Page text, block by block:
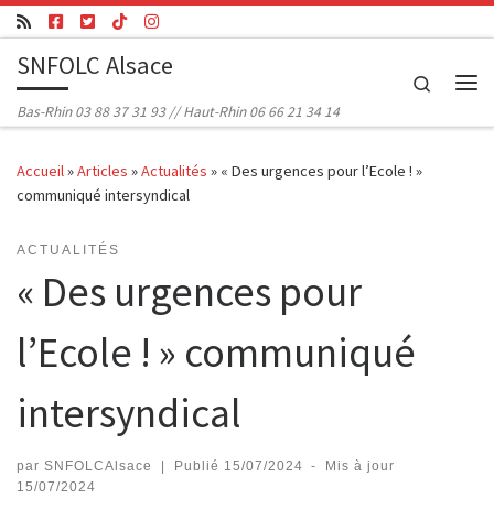
Passer au contenu
SNFOLC Alsace
Bas-Rhin 03 88 37 31 93 // Haut-Rhin 06 66 21 34 14
Search
Accueil»Articles »Actualités » « Des urgences pour l’Ecole ! »
communiqué intersyndical
ACTUALITÉS
« Des urgences pour
l’Ecole ! » communiqué
intersyndical
par SNFOLCAlsace Publié 15/07/2024 -
Mis à jour
15/07/2024